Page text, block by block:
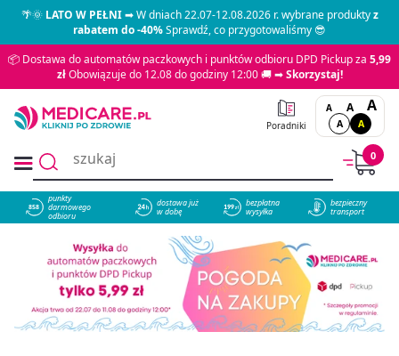
🌴🌞LATO W PEŁNI➡ W dniach 22.07-12.08.2026 r. wybrane produktyz
rabatem do -40%Sprawdź, co przygotowaliśmy 😎
📦 Dostawa do automatów paczkowych i punktów odbioru DPD Pickup za 5,99
złObowiązuje do 12.08 do godziny 12:00 🚚 ➡Skorzystaj!
Poradniki
A A A
A A
0
858
punkty
darmowego
odbioru
dostawa już
w dobę
bezpłatna
wysyłka
bezpieczny
transport